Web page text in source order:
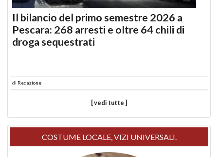
Il bilancio del primo semestre 2026 a
Pescara: 268 arresti e oltre 64 chili di
droga sequestrati
di Redazione
[ vedi tutte ]
COSTUME LOCALE, VIZI UNIVERSALI.